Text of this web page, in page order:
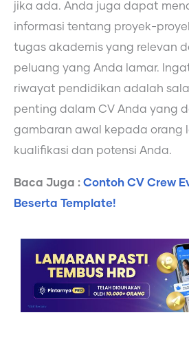
jika ada. Anda juga dapat
informasi tentang proyek-
tugas akademis yang relevan
peluang yang Anda lamar.
riwayat pendidikan adalah
penting dalam CV Anda yang
gambaran awal kepada orang
kualifikasi dan potensi Anda.
Baca Juga : Contoh CV Crew
Beserta Template!